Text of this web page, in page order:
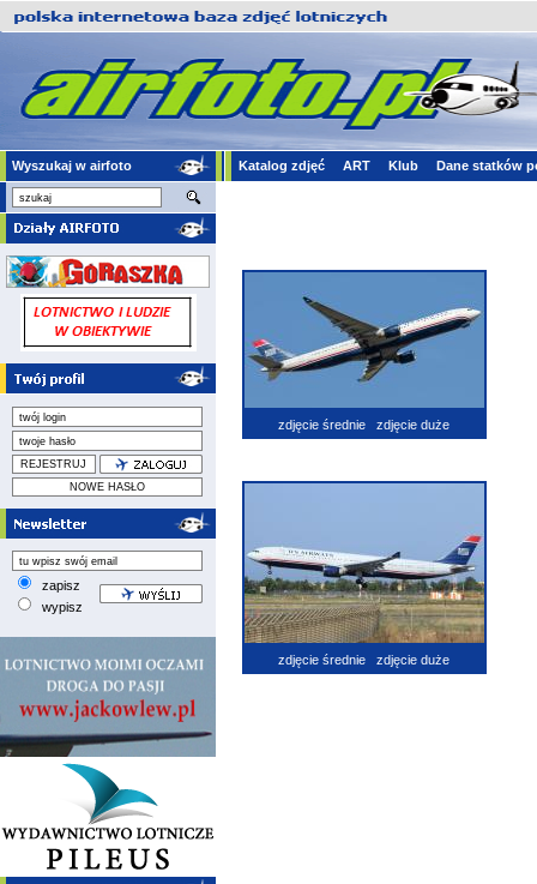
Wyszukaj w airfoto Katalog zdjęć ART Klub Dane statków
zapisz
wypisz
zdjęcie średnie zdjęcie duże
zdjęcie średnie zdjęcie duże